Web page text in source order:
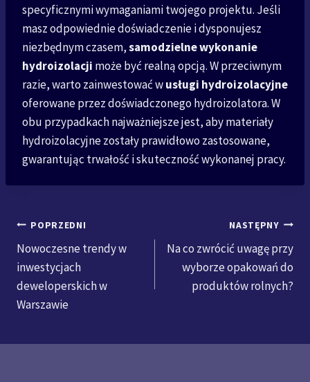
specyficznymi wymaganiami twojego projektu. Jeśli
masz odpowiednie doświadczenie i dysponujesz
niezbędnym czasem,samodzielne wykonanie
hydroizolacji może być realną opcją. W przeciwnym
razie, warto zainwestować wusługi hydroizolacyjne
oferowane przez doświadczonego hydroizolatora. W
obu przypadkach najważniejsze jest, aby materiały
hydroizolacyjne zostały prawidłowo zastosowane,
gwarantując trwałość i skuteczność wykonanej pracy.
Nawigacja
wpisu
POPRZEDNI
Nowoczesne trendy w
inwestycjach
deweloperskich w
Warszawie
NASTĘPNY
Na co zwrócić uwagę przy
wyborze opakowań do
produktów rolnych?